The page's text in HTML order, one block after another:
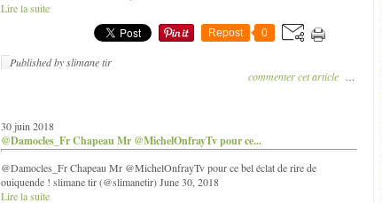
Lire la suite
Repost 0
Published by slimane tir
commenter cet article …
30 juin 2018
@Damocles_Fr Chapeau Mr @MichelOnfrayTv pour ce...
@Damocles_Fr Chapeau Mr @MichelOnfrayTv pour ce bel éclat de rire de
ouiquende ! slimane tir (@slimanetir) June 30, 2018
Lire la suite